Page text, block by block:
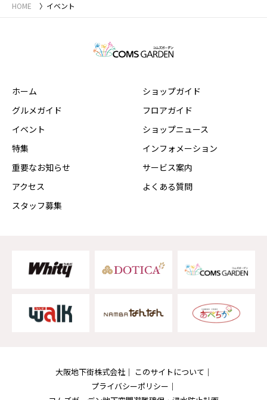
HOME イベント
ホーム
グルメガイド
イベント
特集
重要なお知らせ
アクセス
スタッフ募集
ショップガイド
フロアガイド
ショップニュース
インフォメーション
サービス案内
よくある質問
大阪地下街株式会社
このサイトについて
プライバシーポリシー